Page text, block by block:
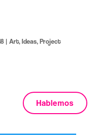
Hablemos
| Art,Ideas,Project
consequat.